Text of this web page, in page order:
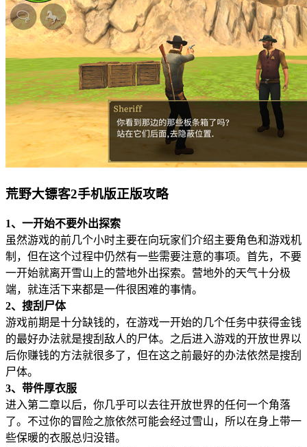
荒野大镖客2手机版正版攻略
1、一开始不要外出探索
虽然游戏的前几个小时主要在向玩家们介绍主要角色和游戏机
制，但在这个过程中仍然有一些需要注意的事项。首先，不要
一开始就离开雪山上的营地外出探索。营地外的天气十分极
端，就连活下来都是一件很困难的事情。
2、搜刮尸体
游戏前期是十分缺钱的，在游戏一开始的几个任务中获得金钱
的最好办法就是搜刮敌人的尸体。之后进入游戏的开放世界以
后你赚钱的方法就很多了，但在这之前最好的办法依然是搜刮
尸体。
3、带件厚衣服
进入第二章以后，你几乎可以去往开放世界的任何一个角落
了。不过你的冒险之旅依然可能会经过雪山，所以在身上带一
些保暖的衣服总归没错。